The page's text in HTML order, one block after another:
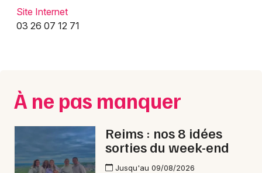
Site Internet
03 26 07 12 71
À ne pas manquer
Reims : nos 8 idées
sorties du week-end
Jusqu'au 09/08/2026